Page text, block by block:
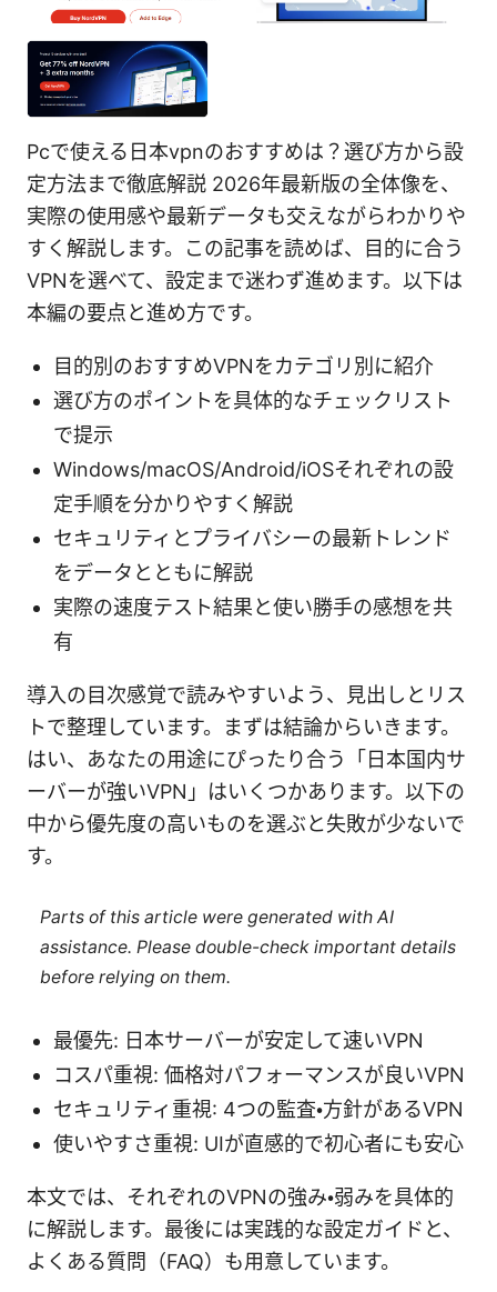
Pcで使える日本vpnのおすすめは？選び方から設
定方法まで徹底解説 2026年最新版の全体像を、
実際の使用感や最新データも交えながらわかりや
すく解説します。この記事を読めば、目的に合う
VPNを選べて、設定まで迷わず進めます。以下は
本編の要点と進め方です。
目的別のおすすめVPNをカテゴリ別に紹介
選び方のポイントを具体的なチェックリスト
で提示
Windows/macOS/Android/iOSそれぞれの設
定手順を分かりやすく解説
セキュリティとプライバシーの最新トレンド
をデータとともに解説
実際の速度テスト結果と使い勝手の感想を共
有
導入の目次感覚で読みやすいよう、見出しとリス
トで整理しています。まずは結論からいきます。
はい、あなたの用途にぴったり合う「日本国内サ
ーバーが強いVPN」はいくつかあります。以下の
中から優先度の高いものを選ぶと失敗が少ないで
す。
Parts of this article were generated with AI
assistance. Please double-check important details
before relying on them.
最優先: 日本サーバーが安定して速いVPN
コスパ重視: 価格対パフォーマンスが良いVPN
セキュリティ重視: 4つの監査・方針があるVPN
使いやすさ重視: UIが直感的で初心者にも安心
本文では、それぞれのVPNの強み・弱みを具体的
に解説します。最後には実践的な設定ガイドと、
よくある質問（FAQ）も用意しています。